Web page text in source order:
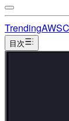
TrendingAWS
目次